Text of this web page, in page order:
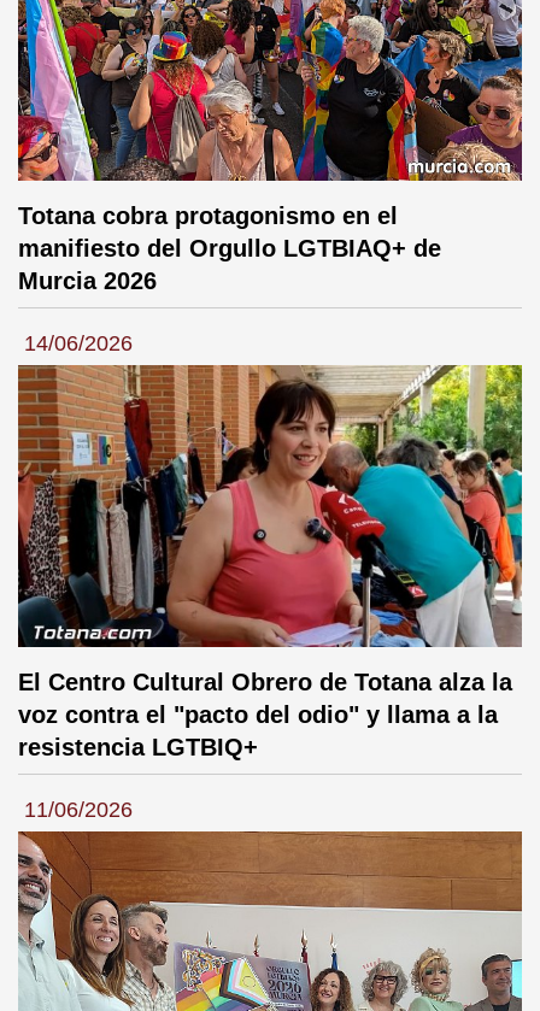
Totana cobra protagonismo en el
manifiesto del Orgullo LGTBIAQ+ de
Murcia 2026
14/06/2026
El Centro Cultural Obrero de Totana alza la
voz contra el "pacto del odio" y llama a la
resistencia LGTBIQ+
11/06/2026